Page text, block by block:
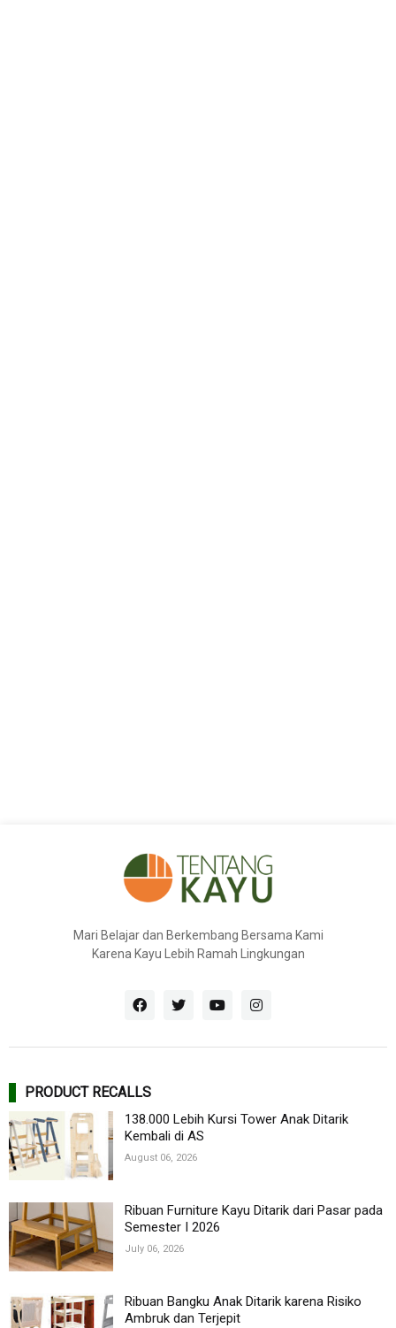
Mari Belajar dan Berkembang Bersama Kami
Karena Kayu Lebih Ramah Lingkungan
PRODUCT RECALLS
138.000 Lebih Kursi Tower Anak Ditarik
Kembali di AS
August 06, 2026
Ribuan Furniture Kayu Ditarik dari Pasar pada
Semester I 2026
July 06, 2026
Ribuan Bangku Anak Ditarik karena Risiko
Ambruk dan Terjepit